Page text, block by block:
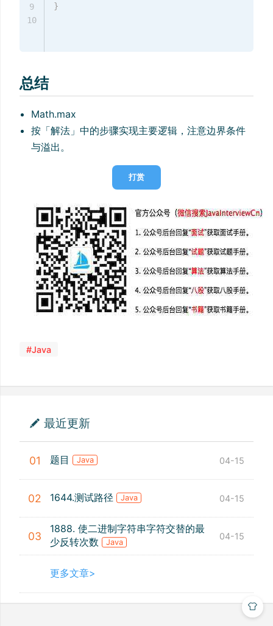
}
9
10
总结
Math.max
按「解法」中的步骤实现主要逻辑，注意边界条件
与溢出。
打赏
#Java
最近更新
01 题目 Java 04-15
02 1644.测试路径 Java 04-15
03
1888. 使二进制字符串字符交替的最
少反转次数
Java
04-15
更多文章>